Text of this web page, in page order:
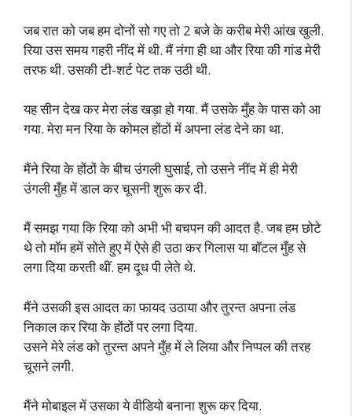
जब रात को जब हम दोनों सो गए तो 2 बजे के करीब मेरी आंख खुली.
रिया उस समय गहरी नींद में थी. मैं नंगा ही था और रिया की गांड मेरी
तरफ थी. उसकी टी-शर्ट पेट तक उठी थी.
यह सीन देख कर मेरा लंड खड़ा हो गया. मैं उसके मुँह के पास को आ
गया. मेरा मन रिया के कोमल होंठों में अपना लंड देने का था.
मैंने रिया के होंठों के बीच उंगली घुसाई, तो उसने नींद में ही मेरी
उंगली मुँह में डाल कर चूसनी शुरू कर दी.
मैं समझ गया कि रिया को अभी भी बचपन की आदत है. जब हम छोटे
थे तो मॉम हमें सोते हुए में ऐसे ही उठा कर गिलास या बॉटल मुँह से
लगा दिया करती थीं. हम दूध पी लेते थे.
मैंने उसकी इस आदत का फायद उठाया और तुरन्त अपना लंड
निकाल कर रिया के होंठों पर लगा दिया.
उसने मेरे लंड को तुरन्त अपने मुँह में ले लिया और निप्पल की तरह
चूसने लगी.
मैंने मोबाइल में उसका ये वीडियो बनाना शुरू कर दिया.